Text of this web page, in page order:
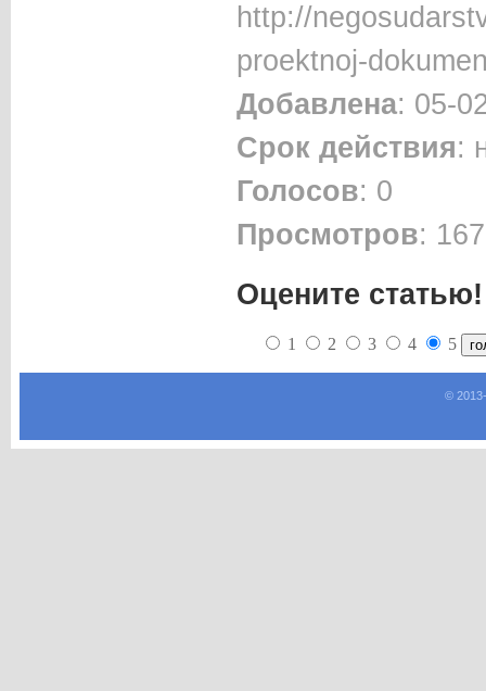
http://
proektnoj-
Добавлена: 05-
Срок действия:
Голосов: 0
Просмотров: 167
Оцените статью!
1 2 3 4 5
© 2013-